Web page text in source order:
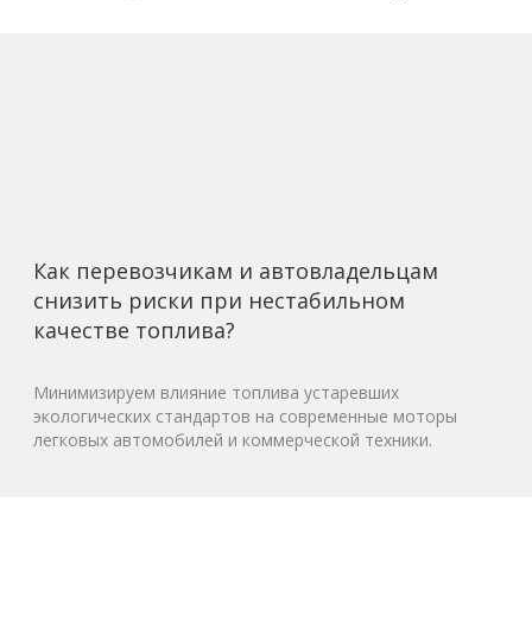
Как перевозчикам и автовладельцам
снизить риски при нестабильном
качестве топлива?
Минимизируем влияние топлива устаревших
экологических стандартов на современные моторы
легковых автомобилей и коммерческой техники.